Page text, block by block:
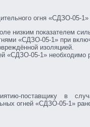
огня «СДЗО-05-
низким показателем
«СДЗО-05-1» при
изоляцией.
«СДЗО-05-1» необходимо
поставщику в
огней «СДЗО-05-1»